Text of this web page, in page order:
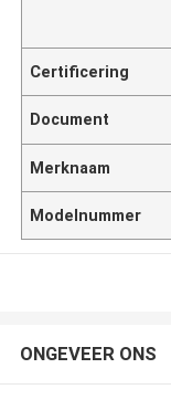
Certificering
Document
Merknaam
Modelnummer
ONGEVEER ONS